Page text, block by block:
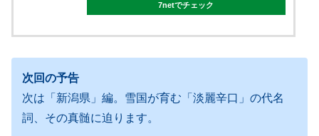
7netでチェック
次回の予告
次は「新潟県」編。雪国が育む「淡麗辛口」の代名
詞、その真髄に迫ります。